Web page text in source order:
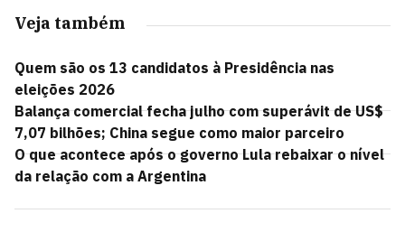
Veja também
Quem são os 13 candidatos à Presidência nas
eleições 2026
Balança comercial fecha julho com superávit de US$
7,07 bilhões; China segue como maior parceiro
O que acontece após o governo Lula rebaixar o nível
da relação com a Argentina